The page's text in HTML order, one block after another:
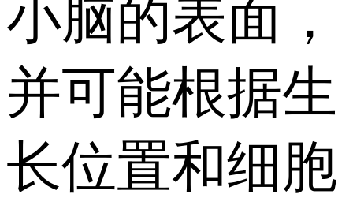
小脑的表面，
并可能根据生
长位置和细胞